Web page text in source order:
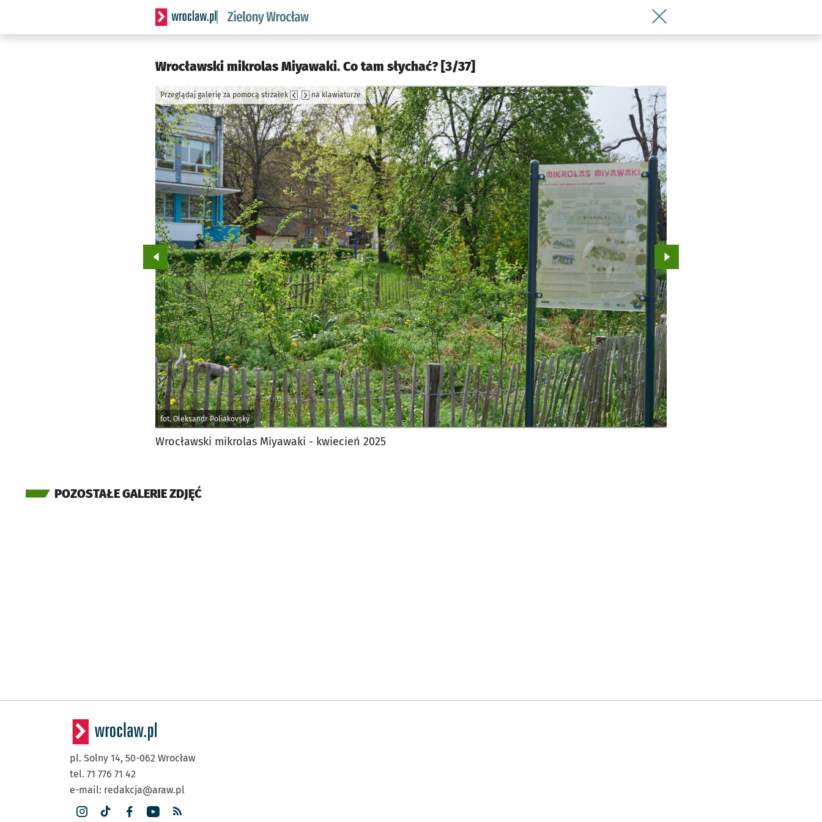
Serwis informacyjny wroclaw.pl podserwis: Środowisko we Wrocławiu
Wróć do artykułu Wrocławski
Wrocławski mikrolas Miyawaki. Co tam słychać? [3/37]
fot. Oleksandr Poliakovsky
Przeglądaj galerię za pomocą strzałek na klawiaturze
Przejdź do poprzedniego zdjęcia. Przejdź do kolejnego zdjęcia.
Wrocławski mikrolas Miyawaki - kwiecień 2025
POZOSTAŁE GALERIE ZDJĘĆ
pl. Solny 14, 50-062 Wrocław
tel. 71 776 71 42
e-mail: redakcja@araw.pl